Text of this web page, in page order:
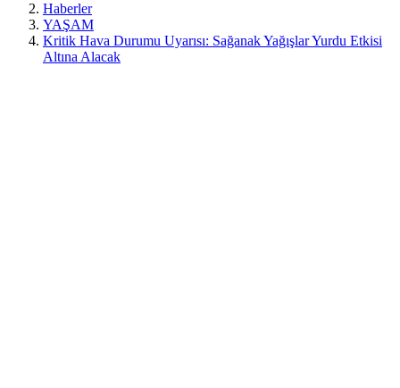
Haberler
YAŞAM
Kritik Hava Durumu Uyarısı: Sağanak Yağışlar Yurdu Etkisi
Altına Alacak